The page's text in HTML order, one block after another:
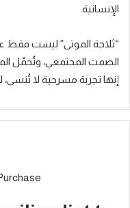
الإنسانية.
“ثلاجة الموتى” ليست فقط
الصمت المجتمعي، وتُحمّل
إنها تجربة مسرحية لا